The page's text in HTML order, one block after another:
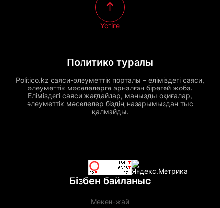
Политико туралы
Politico.kz саяси-әлеуметтік порталы – еліміздегі саяси,
әлеуметтік мәселелерге арналған бірегей жоба.
Еліміздегі саяси жағдайлар, маңызды оқиғалар,
әлеуметтік мәселелер біздің назарымыздан тыс
қалмайды.
Үстіге
Бізбен байланыс
Мекен-жай